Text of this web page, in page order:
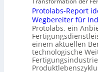
a
rt
e
i
n
a
m
e
c
e
z
n
t
r
u
m
f
ü
e
f
ü
r
d
e
n
M
a
s
t
q
u
a
n
t
e
n
k
Protolabs-Report
Wegbereiter für
Protolabs, ein
einem aktuellen
technologische